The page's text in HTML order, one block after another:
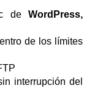
de WordPress,
de los límites
interrupción del